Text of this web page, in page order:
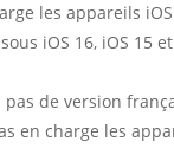
les appareils iOS
iOS 16, iOS 15
pas de version
en charge les